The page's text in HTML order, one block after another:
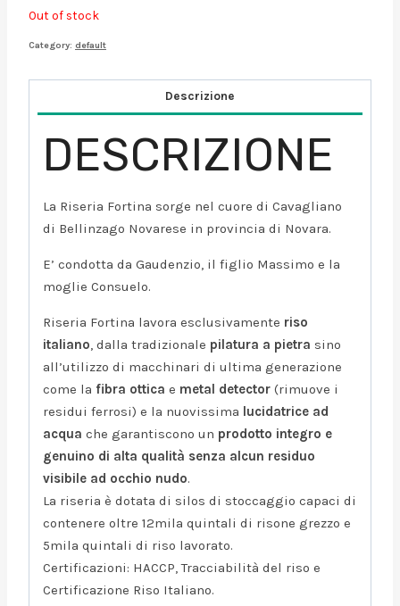
Out of stock
Category: default
Descrizione
DESCRIZIONE
La Riseria Fortina sorge nel cuore di Cavagliano
di Bellinzago Novarese in provincia di Novara.
E’ condotta da Gaudenzio, il figlio Massimo e la
moglie Consuelo.
Riseria Fortina lavora esclusivamente riso
italiano, dalla tradizionale pilatura a pietra sino
all’utilizzo di macchinari di ultima generazione
come la fibra ottica e metal detector (rimuove i
residui ferrosi) e la nuovissima lucidatrice ad
acqua che garantiscono un prodotto integro e
genuino di alta qualità senza alcun residuo
visibile ad occhio nudo.
La riseria è dotata di silos di stoccaggio capaci di
contenere oltre 12mila quintali di risone grezzo e
5mila quintali di riso lavorato.
Certificazioni: HACCP, Tracciabilità del riso e
Certificazione Riso Italiano.